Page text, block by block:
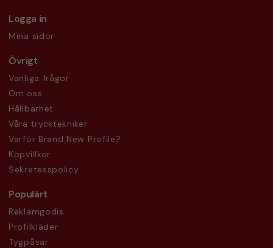
Logga in
Mina sidor
Övrigt
Vanliga frågor
Om oss
Hållbarhet
Våra trycktekniker
Varför Brand New Profile?
Köpvillkor
Sekretesspolicy
Populärt
Reklamgodis
Profilkläder
Tygpåsar